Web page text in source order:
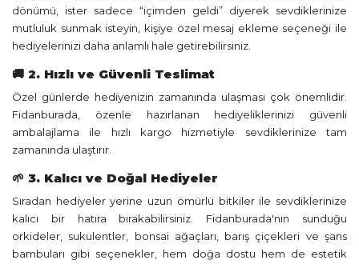
dönümü, ister sadece “içimden geldi” diyerek sevdiklerinize
mutluluk sunmak isteyin, kişiye özel mesaj ekleme seçeneği ile
hediyelerinizi daha anlamlı hale getirebilirsiniz.
🚚 2. Hızlı ve Güvenli Teslimat
Özel günlerde hediyenizin zamanında ulaşması çok önemlidir.
Fidanburada, özenle hazırlanan hediyeliklerinizi güvenli
ambalajlama ile hızlı kargo hizmetiyle sevdiklerinize tam
zamanında ulaştırır.
🌱 3. Kalıcı ve Doğal Hediyeler
Sıradan hediyeler yerine uzun ömürlü bitkiler ile sevdiklerinize
kalıcı bir hatıra bırakabilirsiniz. Fidanburada'nın sunduğu
orkideler, sukulentler, bonsai ağaçları, barış çiçekleri ve şans
bambuları gibi seçenekler, hem doğa dostu hem de estetik